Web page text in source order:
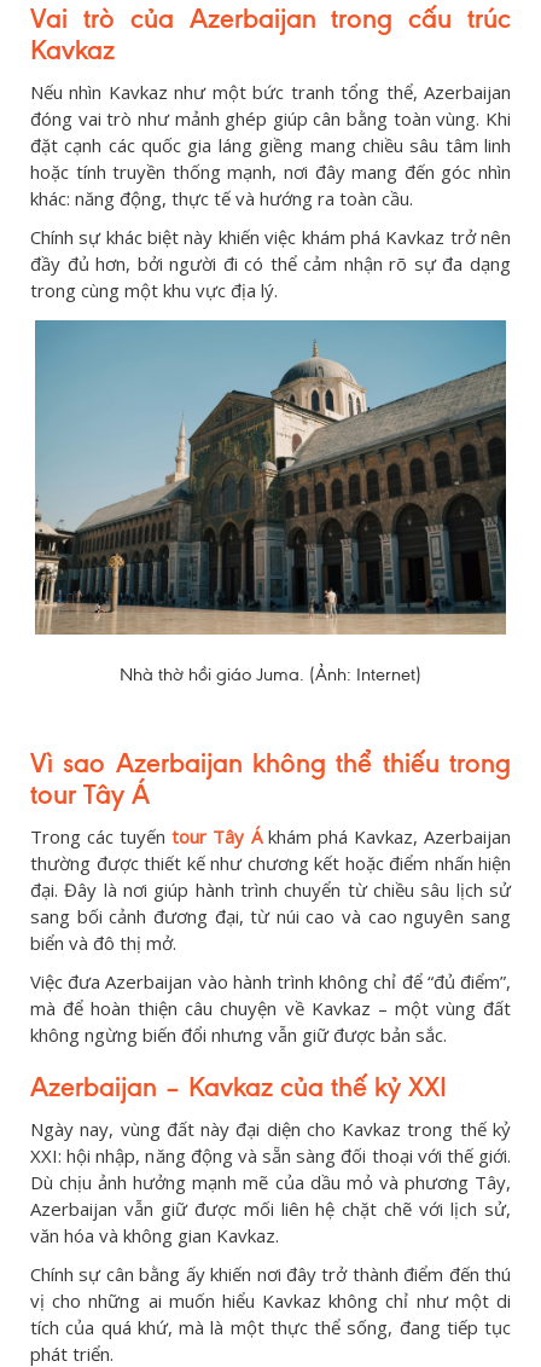
Vai trò của Azerbaijan trong cấu trúc
Kavkaz
Nếu nhìn Kavkaz như một bức tranh tổng thể, Azerbaijan
đóng vai trò như mảnh ghép giúp cân bằng toàn vùng. Khi
đặt cạnh các quốc gia láng giềng mang chiều sâu tâm linh
hoặc tính truyền thống mạnh, nơi đây mang đến góc nhìn
khác: năng động, thực tế và hướng ra toàn cầu.
Chính sự khác biệt này khiến việc khám phá Kavkaz trở nên
đầy đủ hơn, bởi người đi có thể cảm nhận rõ sự đa dạng
trong cùng một khu vực địa lý.
Nhà thờ hồi giáo Juma. (Ảnh: Internet)
Vì sao Azerbaijan không thể thiếu trong
tour Tây Á
Trong các tuyếntour Tây Ákhám phá Kavkaz, Azerbaijan
thường được thiết kế như chương kết hoặc điểm nhấn hiện
đại. Đây là nơi giúp hành trình chuyển từ chiều sâu lịch sử
sang bối cảnh đương đại, từ núi cao và cao nguyên sang
biển và đô thị mở.
Việc đưa Azerbaijan vào hành trình không chỉ để “đủ điểm”,
mà để hoàn thiện câu chuyện về Kavkaz – một vùng đất
không ngừng biến đổi nhưng vẫn giữ được bản sắc.
Azerbaijan – Kavkaz của thế kỷ XXI
Ngày nay, vùng đất này đại diện cho Kavkaz trong thế kỷ
XXI: hội nhập, năng động và sẵn sàng đối thoại với thế giới.
Dù chịu ảnh hưởng mạnh mẽ của dầu mỏ và phương Tây,
Azerbaijan vẫn giữ được mối liên hệ chặt chẽ với lịch sử,
văn hóa và không gian Kavkaz.
Chính sự cân bằng ấy khiến nơi đây trở thành điểm đến thú
vị cho những ai muốn hiểu Kavkaz không chỉ như một di
tích của quá khứ, mà là một thực thể sống, đang tiếp tục
phát triển.